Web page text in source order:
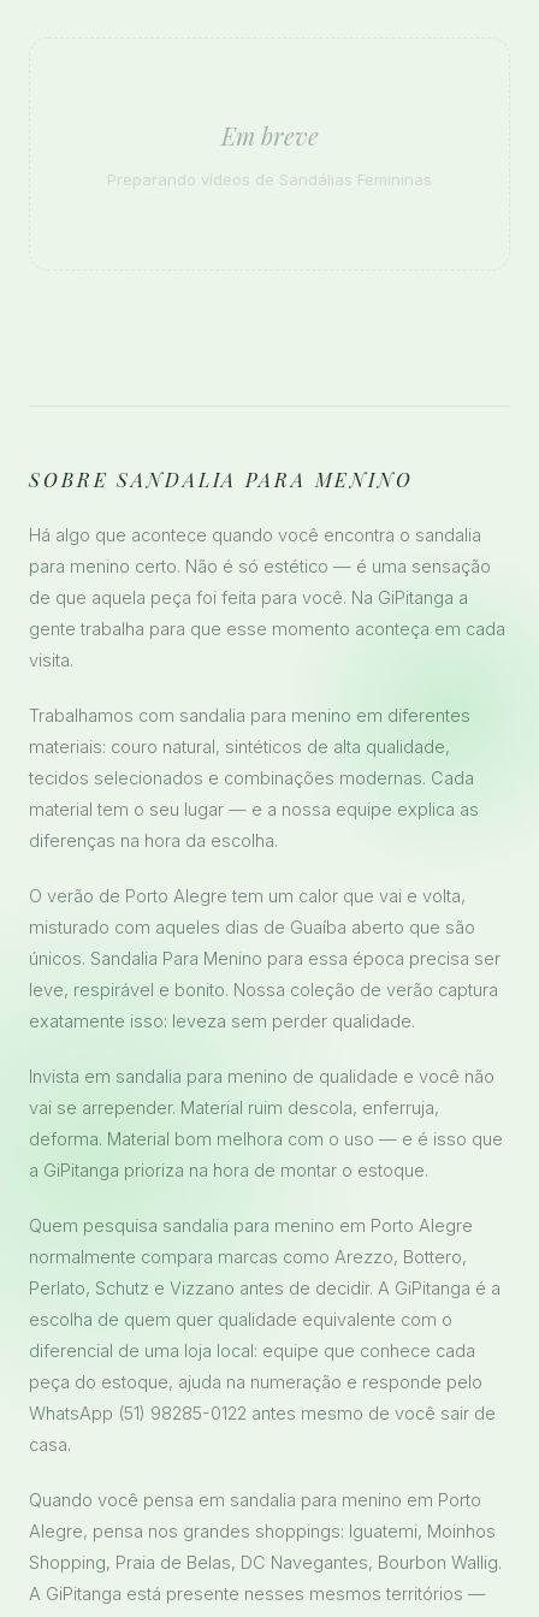
Em breve
Preparando vídeos de Sandálias Femininas
SOBRE SANDALIA PARA MENINO
Há algo que acontece quando você encontra o sandalia
para menino certo. Não é só estético — é uma sensação
de que aquela peça foi feita para você. Na GiPitanga a
gente trabalha para que esse momento aconteça em cada
visita.
Trabalhamos com sandalia para menino em diferentes
materiais: couro natural, sintéticos de alta qualidade,
tecidos selecionados e combinações modernas. Cada
material tem o seu lugar — e a nossa equipe explica as
diferenças na hora da escolha.
O verão de Porto Alegre tem um calor que vai e volta,
misturado com aqueles dias de Guaíba aberto que são
únicos. Sandalia Para Menino para essa época precisa ser
leve, respirável e bonito. Nossa coleção de verão captura
exatamente isso: leveza sem perder qualidade.
Invista em sandalia para menino de qualidade e você não
vai se arrepender. Material ruim descola, enferruja,
deforma. Material bom melhora com o uso — e é isso que
a GiPitanga prioriza na hora de montar o estoque.
Quem pesquisa sandalia para menino em Porto Alegre
normalmente compara marcas como Arezzo, Bottero,
Perlato, Schutz e Vizzano antes de decidir. A GiPitanga é a
escolha de quem quer qualidade equivalente com o
diferencial de uma loja local: equipe que conhece cada
peça do estoque, ajuda na numeração e responde pelo
WhatsApp (51) 98285-0122 antes mesmo de você sair de
casa.
Quando você pensa em sandalia para menino em Porto
Alegre, pensa nos grandes shoppings: Iguatemi, Moinhos
Shopping, Praia de Belas, DC Navegantes, Bourbon Wallig.
A GiPitanga está presente nesses mesmos territórios —